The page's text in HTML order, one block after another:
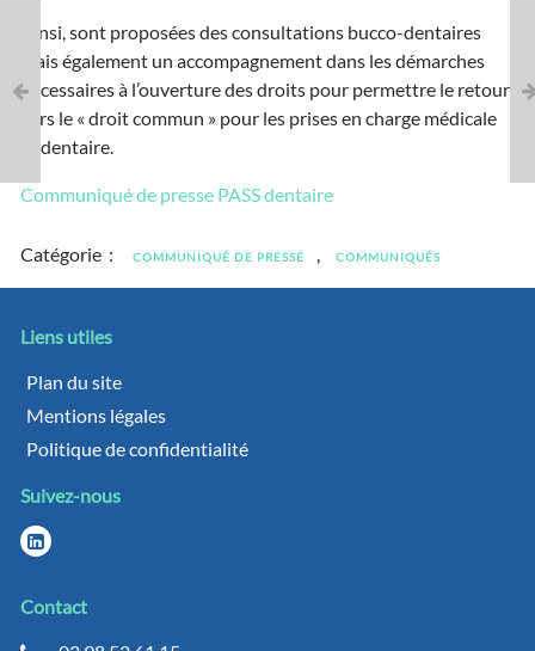
Ainsi, sont proposées des consultations bucco-dentaires
mais également un accompagnement dans les démarches
nécessaires à l’ouverture des droits pour permettre le retour
vers le « droit commun » pour les prises en charge médicale
et dentaire.
Communiqué de presse PASS dentaire
Catégorie : COMMUNIQUÉ DE PRESSE , COMMUNIQUÉS
Liens utiles
Plan du site
Mentions légales
Politique de confidentialité
Suivez-nous
Contact